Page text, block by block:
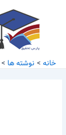
خانه نوشته ها